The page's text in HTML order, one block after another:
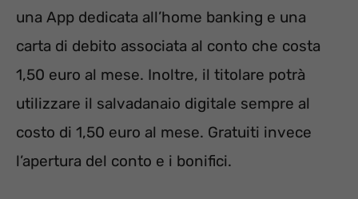
una App dedicata all’home banking e una
carta di debito associata al conto che costa
1,50 euro al mese. Inoltre, il titolare potrà
utilizzare il salvadanaio digitale sempre al
costo di 1,50 euro al mese. Gratuiti invece
l’apertura del conto e i bonifici.